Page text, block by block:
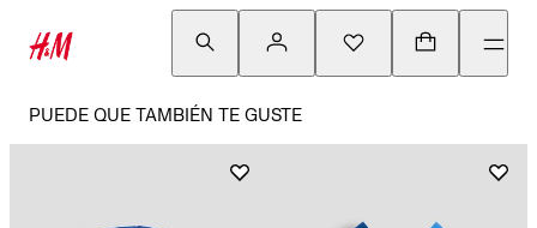
PUEDE QUE TAMBIÉN TE GUSTE